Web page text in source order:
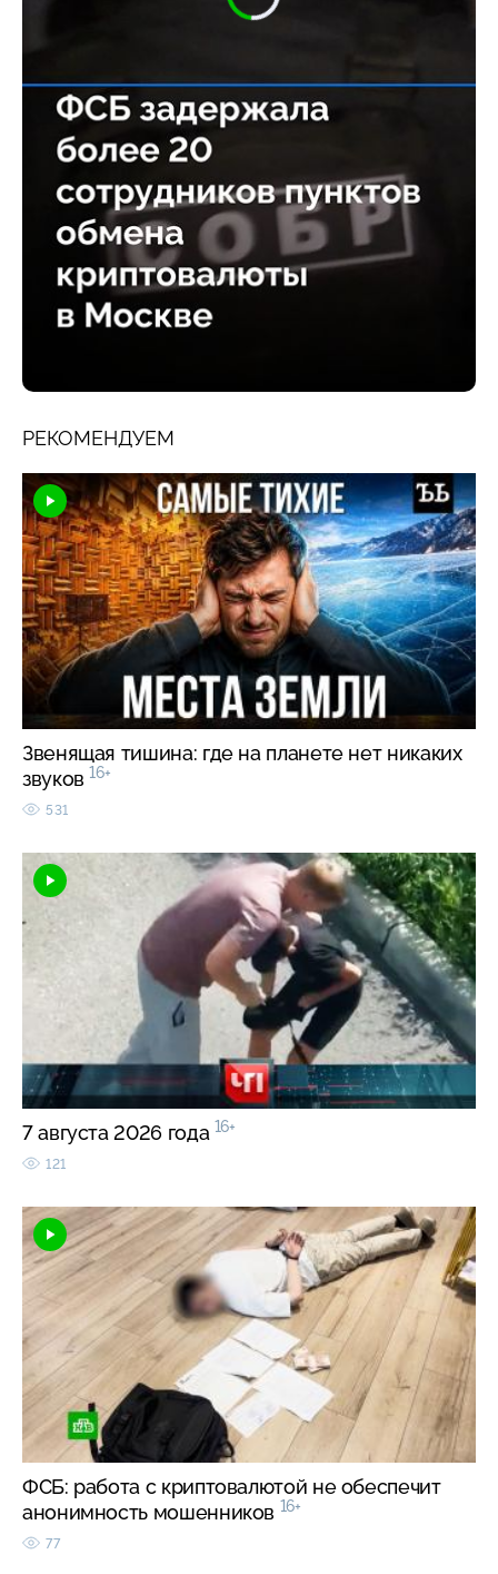
РЕКОМЕНДУЕМ
Звенящая тишина: где на планете нет никаких
звуков 16+
531
7 августа 2026 года 16+
121
ФСБ: работа с криптовалютой не обеспечит
анонимность мошенников 16+
77